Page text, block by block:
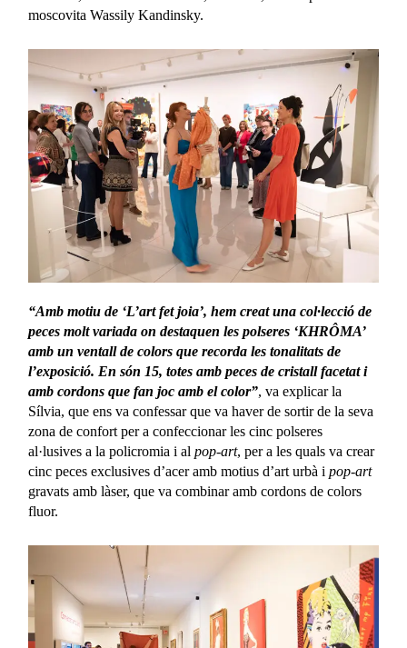
moscovita Wassily Kandinsky.
“Amb motiu de ‘L’art fet joia’, hem creat una col·lecció de
peces molt variada on destaquen les polseres ‘KHRÔMA’
amb un ventall de colors que recorda les tonalitats de
l’exposició. En són 15, totes amb peces de cristall facetat i
amb cordons que fan joc amb el color”, va explicar la
Sílvia, que ens va confessar que va haver de sortir de la seva
zona de confort per a confeccionar les cinc polseres
al·lusives a la policromia i alpop-art, per a les quals va crear
cinc peces exclusives d’acer amb motius d’art urbà ipop-art
gravats amb làser, que va combinar amb cordons de colors
fluor.